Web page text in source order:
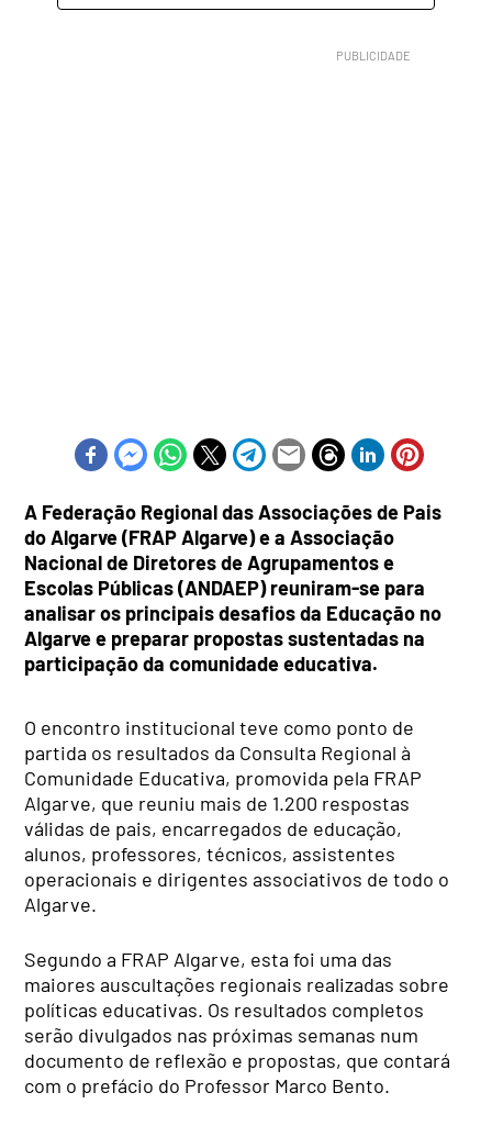
A Federação Regional das Associações de Pais
do Algarve (FRAP Algarve) e a Associação
Nacional de Diretores de Agrupamentos e
Escolas Públicas (ANDAEP) reuniram-se para
analisar os principais desafios da Educação no
Algarve e preparar propostas sustentadas na
participação da comunidade educativa.
O encontro institucional teve como ponto de
partida os resultados da Consulta Regional à
Comunidade Educativa, promovida pela FRAP
Algarve, que reuniu mais de 1.200 respostas
válidas de pais, encarregados de educação,
alunos, professores, técnicos, assistentes
operacionais e dirigentes associativos de todo o
Algarve.
Segundo a FRAP Algarve, esta foi uma das
maiores auscultações regionais realizadas sobre
políticas educativas. Os resultados completos
serão divulgados nas próximas semanas num
documento de reflexão e propostas, que contará
com o prefácio do Professor Marco Bento.